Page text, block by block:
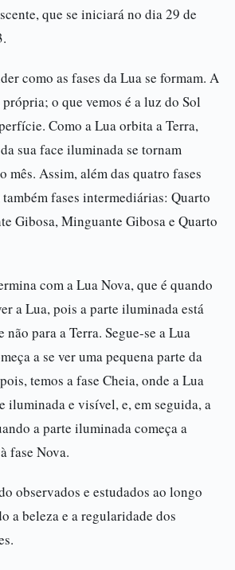
que se iniciará no dia 29 de
como as fases da Lua se formam. A
o que vemos é a luz do Sol
Como a Lua orbita a Terra,
sua face iluminada se tornam
mês. Assim, além das quatro fases
fases intermediárias: Quarto
Gibosa, Minguante Gibosa e Quarto
com a Lua Nova, que é quando
a Lua, pois a parte iluminada está
não para a Terra. Segue-se a Lua
a se ver uma pequena parte da
temos a fase Cheia, onde a Lua
iluminada e visível, e, em seguida, a
a parte iluminada começa a
fase Nova.
observados e estudados ao longo
a beleza e a regularidade dos